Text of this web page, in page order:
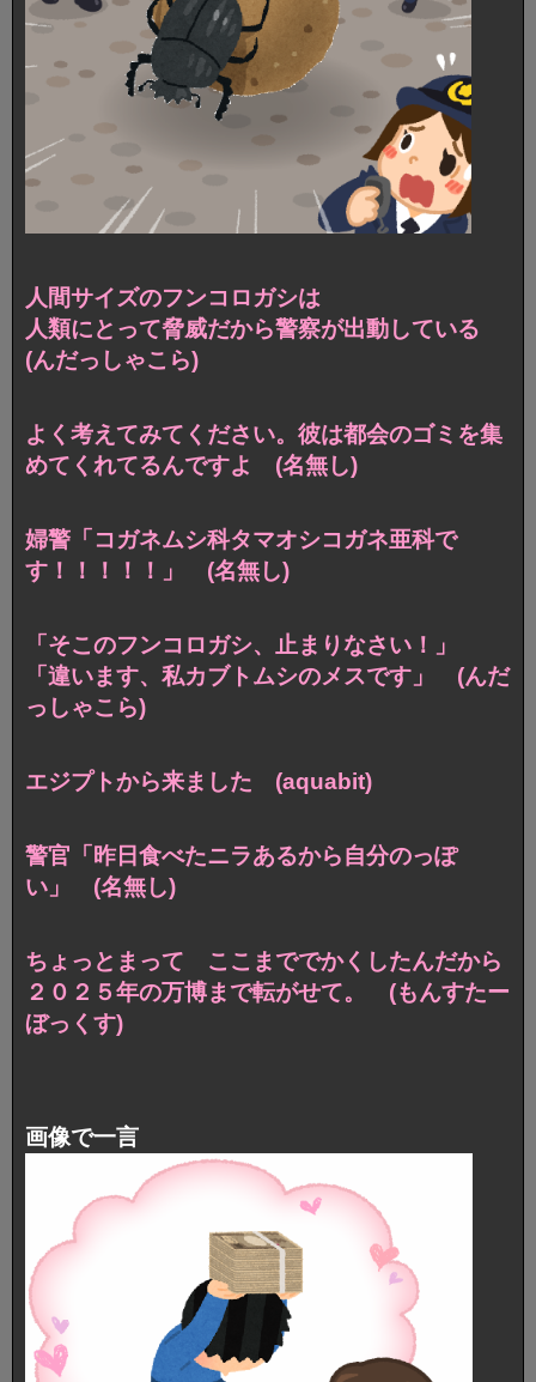
人間サイズのフンコロガシは
人類にとって脅威だから警察が出動している
(んだっしゃこら)
よく考えてみてください。彼は都会のゴミを集
めてくれてるんですよ (名無し)
婦警「コガネムシ科タマオシコガネ亜科で
す！！！！！」 (名無し)
「そこのフンコロガシ、止まりなさい！」
「違います、私カブトムシのメスです」 (んだ
っしゃこら)
エジプトから来ました (aquabit)
警官「昨日食べたニラあるから自分のっぽ
い」 (名無し)
ちょっとまって ここまででかくしたんだから
２０２５年の万博まで転がせて。 (もんすたー
ぼっくす)
画像で一言